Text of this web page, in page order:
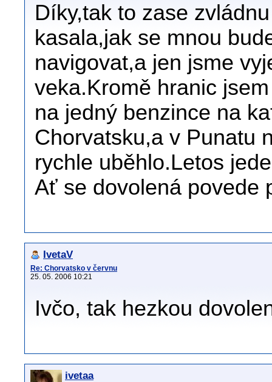
Díky,tak to zase
kasala,jak se mnou
navigovat,a jen jsme
veka.Kromě hranic
na jedný benzince na
Chorvatsku,a v Punatu
rychle uběhlo.Letos
Ať se dovolená povede
IvetaV
Re: Chorvatsko v červnu
25. 05. 2006 10:21
Ivčo, tak hezkou
ivetaa